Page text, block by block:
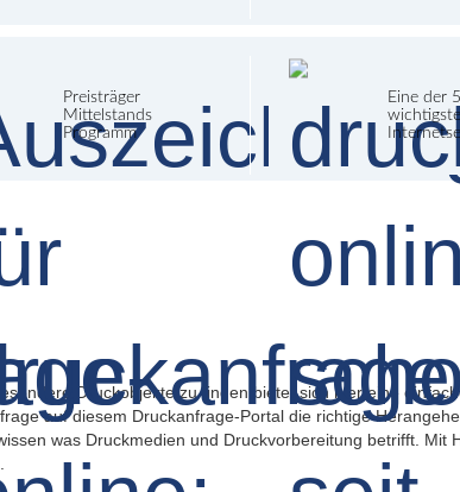
Preisträger
Mittelstands
Programm
Eine der
Druckobjekte zu finden bietet sich hier eine
auf diesem Druckanfrage-Portal die richtige
was Druckmedien und Druckvorbereitung betrifft. Mit